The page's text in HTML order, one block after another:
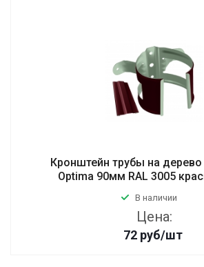
Кронштейн трубы на дерево
Optima 90мм RAL 3005
В наличии
Цена:
72 руб/шт